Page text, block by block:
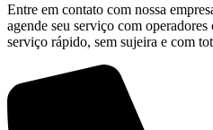
Entre em contato com nossa
agende seu serviço com
serviço rápido, sem sujeira e com